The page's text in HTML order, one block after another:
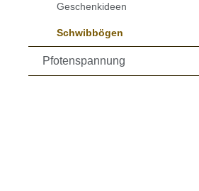
Geschenkideen
Schwibbögen
Pfotenspannung